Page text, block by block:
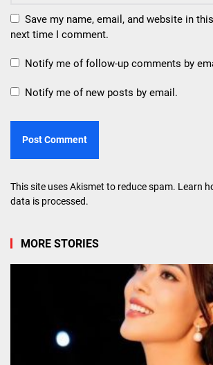
Save my name, email, and website in
next time I comment.
Notify me of follow-up comments by
Notify me of new posts by email.
This site uses Akismet to reduce spam. Learn
data is processed.
MORE STORIES